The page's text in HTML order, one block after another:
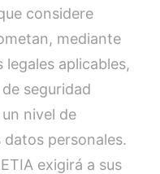
considere
mediante
aplicables,
seguridad
nivel de
personales.
exigirá a sus